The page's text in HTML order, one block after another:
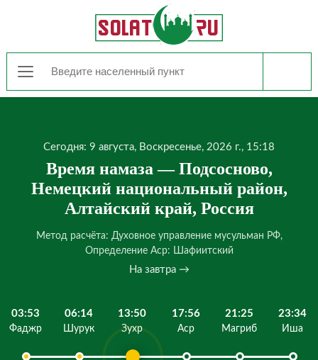
Сегодня: 9 августа, Воскресенье, 2026 г., 15:18
Время намаза — Подсосново,
Немецкий национальный район,
Алтайский край, Россия
Метод расчёта: Духовное управление мусульман РФ,
Определение Аср: Шафиитский
На завтра →
03:53
Фаджр
06:14
Шурук
13:50
Зухр
17:56
Аср
21:25
Магриб
23:34
Иша